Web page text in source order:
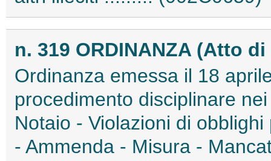
n. 319 ORDINANZA (Atto
Ordinanza emessa il 18
procedimento disciplinare
Notaio - Violazioni di
- Ammenda - Misura -